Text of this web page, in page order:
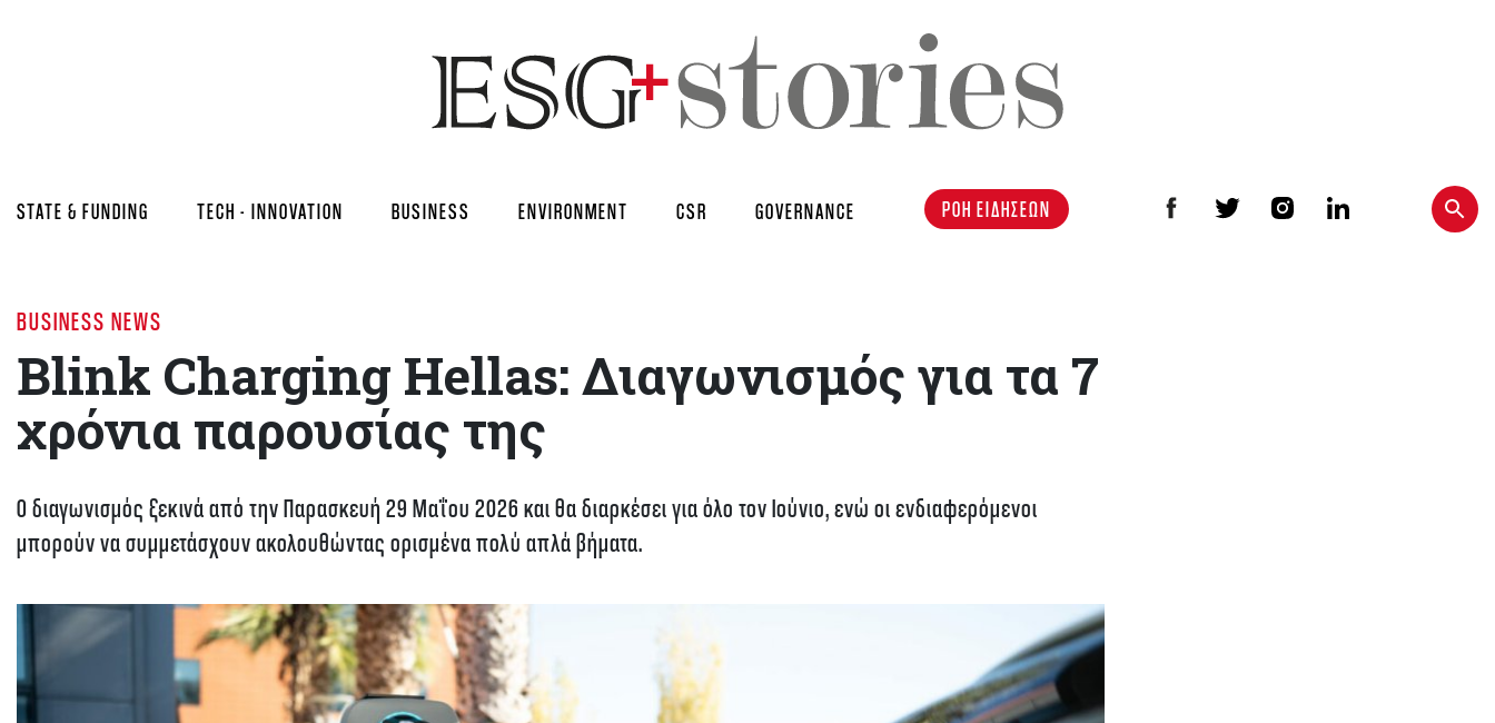
STATE & FUNDING TECH - INNOVATION BUSINESS ENVIRONMENT CSR GOVERNANCE ΡΟΗ ΕΙΔΗΣΕΩΝ
BUSINESS NEWS
Blink Charging Hellas: Διαγωνισμός για τα 7
χρόνια παρουσίας της
O διαγωνισμός ξεκινά από την Παρασκευή 29 Μαΐου 2026 και θα διαρκέσει για όλο τον Ιούνιο, ενώ οι ενδιαφερόμενοι
μπορούν να συμμετάσχουν ακολουθώντας ορισμένα πολύ απλά βήματα.